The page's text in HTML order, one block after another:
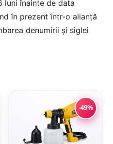
luni înainte de data
în prezent într-o alianţă
denumirii şi siglei
-49%